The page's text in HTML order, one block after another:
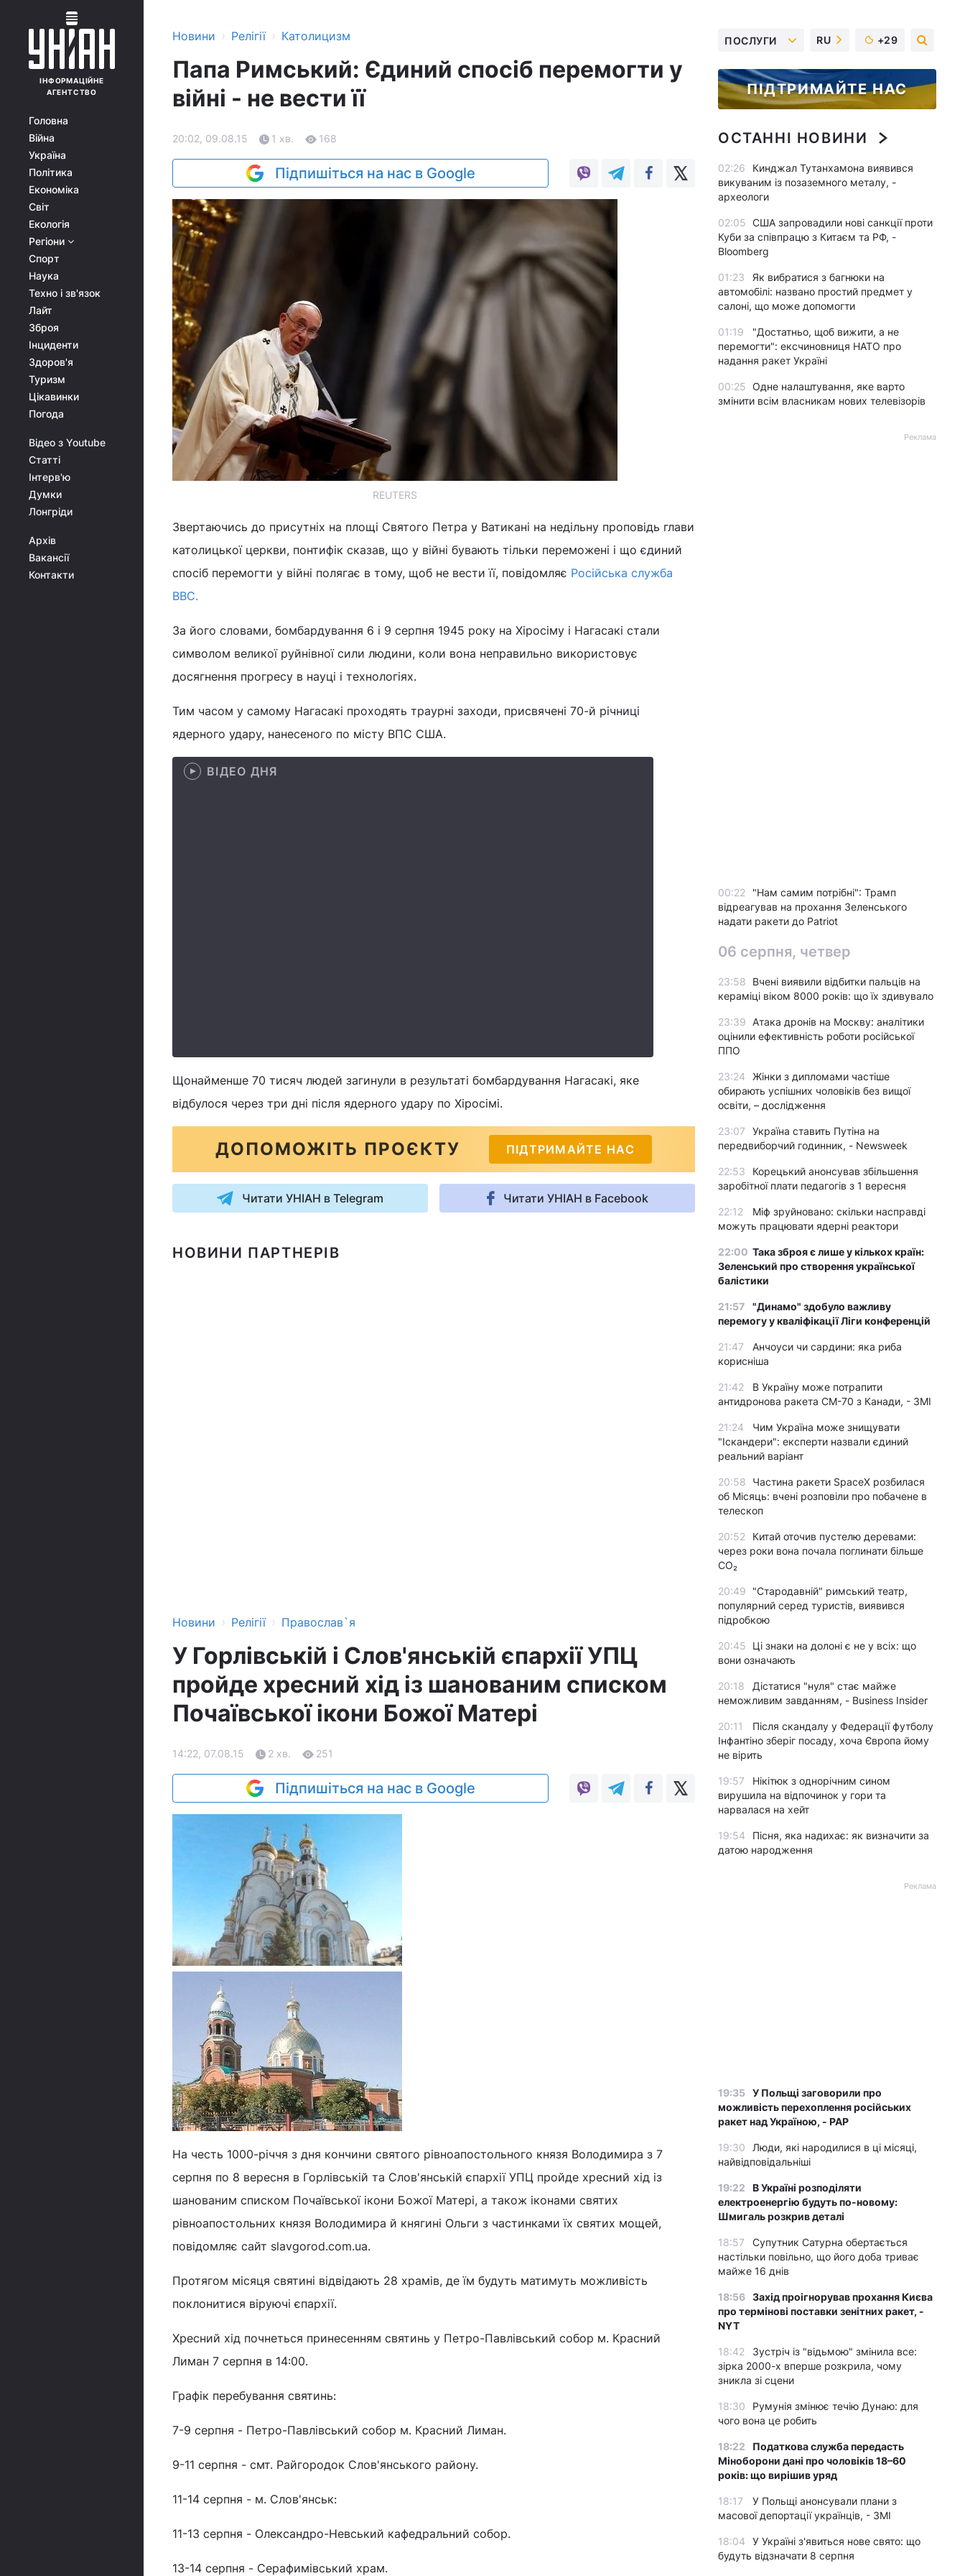
ІНФОРМАЦІЙНЕ
АГЕНТСТВО
Головна
Війна
Україна
Політика
Економіка
Світ
Екологія
Регіони
Спорт
Наука
Техно і зв'язок
Лайт
Зброя
Інциденти
Здоров'я
Туризм
Цікавинки
Погода
Відео з Youtube
Статті
Інтерв'ю
Думки
Лонгріди
Архів
Вакансії
Контакти
Новини › Релігії › Католицизм
Папа Римський: Єдиний спосіб перемогти у
війні - не вести її
20:02, 09.08.15 1 хв. 168
Підпишіться на нас в Google
REUTERS
Звертаючись до присутніх на площі Святого Петра у Ватикані на недільну проповідь глави
католицької церкви, понтифік сказав, що у війні бувають тільки переможені і що єдиний
спосіб перемогти у війні полягає в тому, щоб не вести її, повідомляє Російська служба
ВВС.
За його словами, бомбардування 6 і 9 серпня 1945 року на Хіросіму і Нагасакі стали
символом великої руйнівної сили людини, коли вона неправильно використовує
досягнення прогресу в науці і технологіях.
Тим часом у самому Нагасакі проходять траурні заходи, присвячені 70-й річниці
ядерного удару, нанесеного по місту ВПС США.
ВІДЕО ДНЯ
Щонайменше 70 тисяч людей загинули в результаті бомбардування Нагасакі, яке
відбулося через три дні після ядерного удару по Хіросімі.
ДОПОМОЖІТЬ ПРОЄКТУ ПІДТРИМАЙТЕ НАС
Читати УНІАН в Telegram Читати УНІАН в Facebook
НОВИНИ ПАРТНЕРІВ
Новини › Релігії › Православ`я
У Горлівській і Слов'янській єпархії УПЦ
пройде хресний хід із шанованим списком
Почаївської ікони Божої Матері
14:22, 07.08.15 2 хв. 251
Підпишіться на нас в Google
На честь 1000-річчя з дня кончини святого рівноапостольного князя Володимира з 7
серпня по 8 вересня в Горлівській та Слов'янській єпархії УПЦ пройде хресний хід із
шанованим списком Почаївської ікони Божої Матері, а також іконами святих
рівноапостольних князя Володимира й княгині Ольги з частинками їх святих мощей,
повідомляє сайт slavgorod.com.ua.
Протягом місяця святині відвідають 28 храмів, де їм будуть матимуть можливість
поклонитися віруючі єпархії.
Хресний хід почнеться принесенням святинь у Петро-Павлівський собор м. Красний
Лиман 7 серпня в 14:00.
Графік перебування святинь:
7-9 серпня - Петро-Павлівський собор м. Красний Лиман.
9-11 серпня - смт. Райгородок Слов'янського району.
11-14 серпня - м. Слов'янськ:
11-13 серпня - Олександро-Невський кафедральний собор.
13-14 серпня - Серафимівський храм.
ПОСЛУГИ RU +29
ПІДТРИМАЙТЕ НАС
ОСТАННІ НОВИНИ
02:26
Кинджал Тутанхамона виявився
викуваним із позаземного металу, -
археологи
02:05 США запровадили нові санкції проти
Куби за співпрацю з Китаєм та РФ, -
Bloomberg
01:23
Як вибратися з багнюки на
автомобілі: названо простий предмет у
салоні, що може допомогти
01:19
"Достатньо, щоб вижити, а не
перемогти": ексчиновниця НАТО про
надання ракет Україні
00:25 Одне налаштування, яке варто
змінити всім власникам нових телевізорів
Реклама
00:22
"Нам самим потрібні": Трамп
відреагував на прохання Зеленського
надати ракети до Patriot
06 серпня, четвер
23:58
Вчені виявили відбитки пальців на
кераміці віком 8000 років: що їх здивувало
23:39
Атака дронів на Москву: аналітики
оцінили ефективність роботи російської
ППО
23:24
Жінки з дипломами частіше
обирають успішних чоловіків без вищої
освіти, – дослідження
23:07
Україна ставить Путіна на
передвиборчий годинник, - Newsweek
22:53
Корецький анонсував збільшення
заробітної плати педагогів з 1 вересня
22:12
Міф зруйновано: скільки насправді
можуть працювати ядерні реактори
22:00 Така зброя є лише у кількох країн:
Зеленський про створення української
балістики
21:57
"Динамо" здобуло важливу
перемогу у кваліфікації Ліги конференцій
21:47
Анчоуси чи сардини: яка риба
корисніша
21:42
В Україну може потрапити
антидронова ракета CM-70 з Канади, - ЗМІ
21:24
Чим Україна може знищувати
"Іскандери": експерти назвали єдиний
реальний варіант
20:58
Частина ракети SpaceX розбилася
об Місяць: вчені розповіли про побачене в
телескоп
20:52
Китай оточив пустелю деревами:
через роки вона почала поглинати більше
CO₂
20:49
"Стародавній" римський театр,
популярний серед туристів, виявився
підробкою
20:45
Ці знаки на долоні є не у всіх: що
вони означають
20:18
Дістатися "нуля" стає майже
неможливим завданням, - Business Insider
20:11
Після скандалу у Федерації футболу
Інфантіно зберіг посаду, хоча Європа йому
не вірить
19:57
Нікітюк з однорічним сином
вирушила на відпочинок у гори та
нарвалася на хейт
19:54
Пісня, яка надихає: як визначити за
датою народження
Реклама
19:35 У Польщі заговорили про
можливість перехоплення російських
ракет над Україною, - PAP
19:30
Люди, які народилися в ці місяці,
найвідповідальніші
19:22
В Україні розподіляти
електроенергію будуть по-новому:
Шмигаль розкрив деталі
18:57
Супутник Сатурна обертається
настільки повільно, що його доба триває
майже 16 днів
18:56 Захід проігнорував прохання Києва
про термінові поставки зенітних ракет, -
NYT
18:42
Зустріч із "відьмою" змінила все:
зірка 2000-х вперше розкрила, чому
зникла зі сцени
18:30
Румунія змінює течію Дунаю: для
чого вона це робить
18:22
Податкова служба передасть
Міноборони дані про чоловіків 18–60
років: що вирішив уряд
18:17
У Польщі анонсували плани з
масової депортації українців, - ЗМІ
18:04
У Україні з'явиться нове свято: що
будуть відзначати 8 серпня